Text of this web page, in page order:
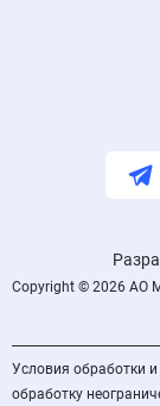
Copyright © 2026
Условия обработки
обработку